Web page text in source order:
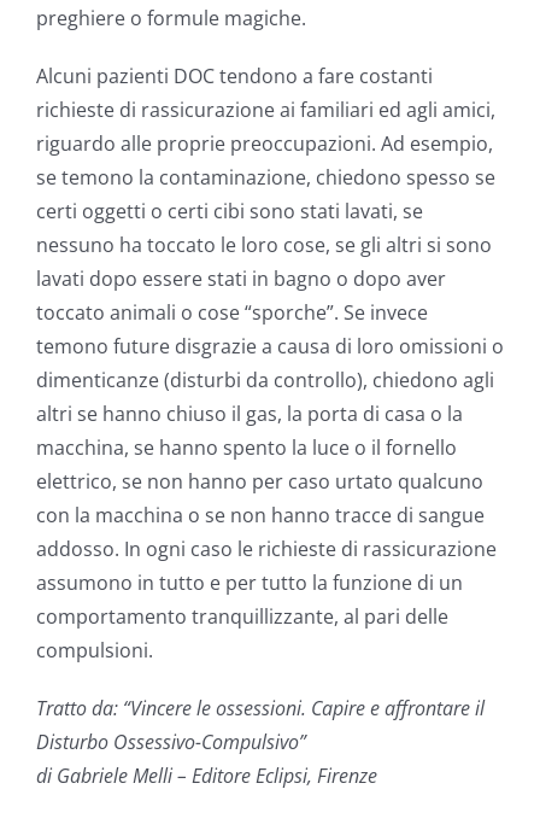
preghiere o formule magiche.
Alcuni pazienti DOC tendono a fare costanti
richieste di rassicurazione ai familiari ed agli amici,
riguardo alle proprie preoccupazioni. Ad esempio,
se temono la contaminazione, chiedono spesso se
certi oggetti o certi cibi sono stati lavati, se
nessuno ha toccato le loro cose, se gli altri si sono
lavati dopo essere stati in bagno o dopo aver
toccato animali o cose “sporche”. Se invece
temono future disgrazie a causa di loro omissioni o
dimenticanze (disturbi da controllo), chiedono agli
altri se hanno chiuso il gas, la porta di casa o la
macchina, se hanno spento la luce o il fornello
elettrico, se non hanno per caso urtato qualcuno
con la macchina o se non hanno tracce di sangue
addosso. In ogni caso le richieste di rassicurazione
assumono in tutto e per tutto la funzione di un
comportamento tranquillizzante, al pari delle
compulsioni.
Tratto da: “Vincere le ossessioni. Capire e affrontare il
Disturbo Ossessivo-Compulsivo”
di Gabriele Melli – Editore Eclipsi, Firenze